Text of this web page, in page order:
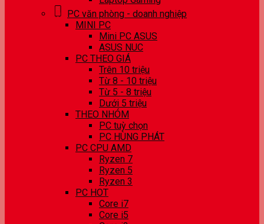
PC văn phòng - doanh nghiệp
MINI PC
Mini PC ASUS
ASUS NUC
PC THEO GIÁ
Trên 10 triệu
Từ 8 - 10 triệu
Từ 5 - 8 triệu
Dưới 5 triệu
THEO NHÓM
PC tuỳ chọn
PC HÙNG PHÁT
PC CPU AMD
Ryzen 7
Ryzen 5
Ryzen 3
PC HOT
Core i7
Core i5